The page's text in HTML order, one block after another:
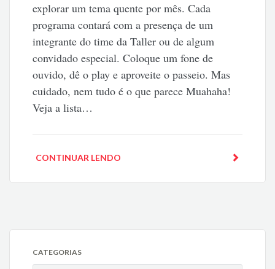
explorar um tema quente por mês. Cada
programa contará com a presença de um
integrante do time da Taller ou de algum
convidado especial. Coloque um fone de
ouvido, dê o play e aproveite o passeio. Mas
cuidado, nem tudo é o que parece Muahaha!
Veja a lista…
CONTINUAR LENDO
CATEGORIAS